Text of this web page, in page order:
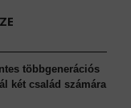
többgenerációs
két család számára